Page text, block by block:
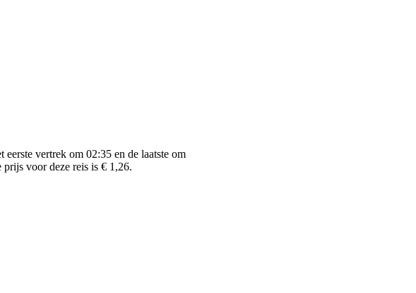
vertrek om 02:35 en de laatste om
voor deze reis is € 1,26.